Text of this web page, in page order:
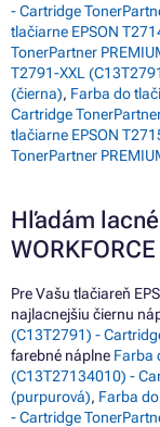
- Cartridge
tlačiarne EPSON
TonerPartner
T2791-XXL
(čierna), Farba do
Cartridge
tlačiarne EPSON
TonerPartner
Hľadám
Pre Vašu tlačiareň
najlacnejšiu čiernu
(C13T2791) -
farebné náplne Farba
(C13T27134010) -
(purpurová), Farba
- Cartridge